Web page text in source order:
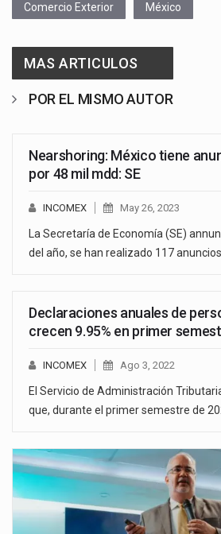
Comercio Exterior México
MAS ARTICULOS
POR EL MISMO AUTOR
Nearshoring: México tiene
por 48 mil mdd: SE
INCOMEX May 26, 2023
La Secretaría de Economía (SE)
del año, se han realizado 117
Declaraciones anuales de
crecen 9.95% en primer
INCOMEX Ago 3, 2022
El Servicio de Administración
que, durante el primer semestre de